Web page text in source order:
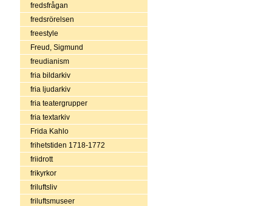
fredsfrågan
fredsrörelsen
freestyle
Freud, Sigmund
freudianism
fria bildarkiv
fria ljudarkiv
fria teatergrupper
fria textarkiv
Frida Kahlo
frihetstiden 1718-1772
friidrott
frikyrkor
friluftsliv
friluftsmuseer